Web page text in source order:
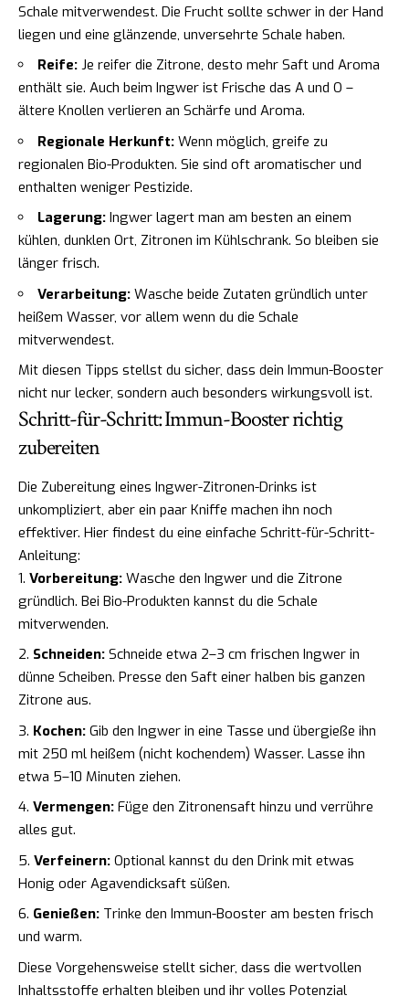
Schale mitverwendest. Die Frucht sollte schwer in der Hand
liegen und eine glänzende, unversehrte Schale haben.
Reife: Je reifer die Zitrone, desto mehr Saft und Aroma
enthält sie. Auch beim Ingwer ist Frische das A und O –
ältere Knollen verlieren an Schärfe und Aroma.
Regionale Herkunft: Wenn möglich, greife zu
regionalen Bio-Produkten. Sie sind oft aromatischer und
enthalten weniger Pestizide.
Lagerung: Ingwer lagert man am besten an einem
kühlen, dunklen Ort, Zitronen im Kühlschrank. So bleiben sie
länger frisch.
Verarbeitung: Wasche beide Zutaten gründlich unter
heißem Wasser, vor allem wenn du die Schale
mitverwendest.
Mit diesen Tipps stellst du sicher, dass dein Immun-Booster
nicht nur lecker, sondern auch besonders wirkungsvoll ist.
Schritt-für-Schritt: Immun-Booster richtig
zubereiten
Die Zubereitung eines Ingwer-Zitronen-Drinks ist
unkompliziert, aber ein paar Kniffe machen ihn noch
effektiver. Hier findest du eine einfache Schritt-für-Schritt-
Anleitung:
Vorbereitung: Wasche den Ingwer und die Zitrone
gründlich. Bei Bio-Produkten kannst du die Schale
mitverwenden.
Schneiden: Schneide etwa 2–3 cm frischen Ingwer in
dünne Scheiben. Presse den Saft einer halben bis ganzen
Zitrone aus.
Kochen: Gib den Ingwer in eine Tasse und übergieße ihn
mit 250 ml heißem (nicht kochendem) Wasser. Lasse ihn
etwa 5–10 Minuten ziehen.
Vermengen: Füge den Zitronensaft hinzu und verrühre
alles gut.
Verfeinern: Optional kannst du den Drink mit etwas
Honig oder Agavendicksaft süßen.
Genießen: Trinke den Immun-Booster am besten frisch
und warm.
Diese Vorgehensweise stellt sicher, dass die wertvollen
Inhaltsstoffe erhalten bleiben und ihr volles Potenzial